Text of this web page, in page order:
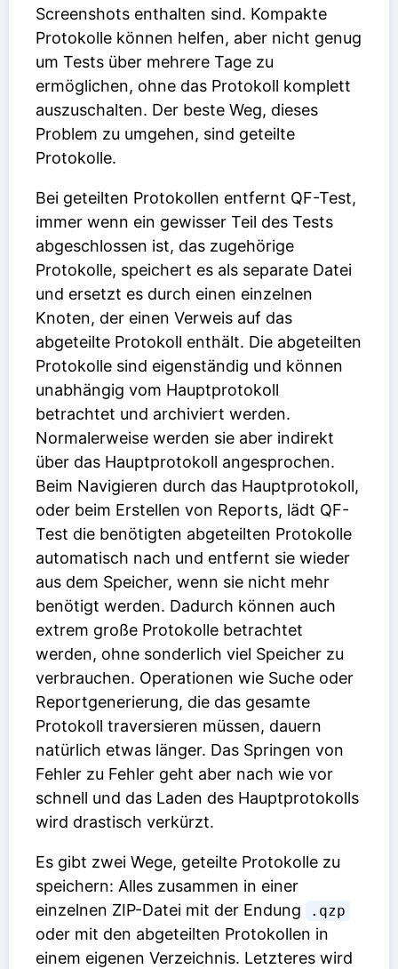
Screenshots enthalten sind. Kompakte
Protokolle können helfen, aber nicht genug
um Tests über mehrere Tage zu
ermöglichen, ohne das Protokoll komplett
auszuschalten. Der beste Weg, dieses
Problem zu umgehen, sind geteilte
Protokolle.
Bei geteilten Protokollen entfernt QF-Test,
immer wenn ein gewisser Teil des Tests
abgeschlossen ist, das zugehörige
Protokolle, speichert es als separate Datei
und ersetzt es durch einen einzelnen
Knoten, der einen Verweis auf das
abgeteilte Protokoll enthält. Die abgeteilten
Protokolle sind eigenständig und können
unabhängig vom Hauptprotokoll
betrachtet und archiviert werden.
Normalerweise werden sie aber indirekt
über das Hauptprotokoll angesprochen.
Beim Navigieren durch das Hauptprotokoll,
oder beim Erstellen von Reports, lädt QF-
Test die benötigten abgeteilten Protokolle
automatisch nach und entfernt sie wieder
aus dem Speicher, wenn sie nicht mehr
benötigt werden. Dadurch können auch
extrem große Protokolle betrachtet
werden, ohne sonderlich viel Speicher zu
verbrauchen. Operationen wie Suche oder
Reportgenerierung, die das gesamte
Protokoll traversieren müssen, dauern
natürlich etwas länger. Das Springen von
Fehler zu Fehler geht aber nach wie vor
schnell und das Laden des Hauptprotokolls
wird drastisch verkürzt.
Es gibt zwei Wege, geteilte Protokolle zu
speichern: Alles zusammen in einer
einzelnen ZIP-Datei mit der Endung
.qzp
oder mit den abgeteilten Protokollen in
einem eigenen Verzeichnis. Letzteres wird